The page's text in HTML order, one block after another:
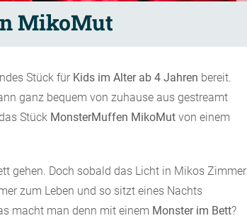
MikoMut
Stück für Kids im Alter ab 4 Jahren bereit.
ganz bequem von zuhause aus gestreamt
Stück MonsterMuffen MikoMut von einem
gehen. Doch sobald das Licht in Mikos Zimmer
zum Leben und so sitzt eines Nachts
macht man denn mit einem Monster im Bett?